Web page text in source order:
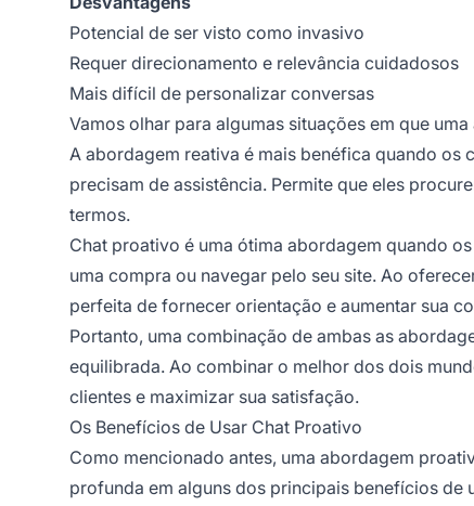
Potencial de ser visto como invasivo
Requer direcionamento e relevância cuidadosos
Mais difícil de personalizar conversas
Vamos olhar para algumas situações em que
A abordagem reativa é mais benéfica quando
precisam de assistência. Permite que eles
termos.
Chat proativo é uma ótima abordagem quando
uma compra ou navegar pelo seu site. Ao
perfeita de fornecer orientação e aumentar sua
Portanto, uma combinação de ambas as
equilibrada. Ao combinar o melhor dos dois
clientes e maximizar sua satisfação.
Os Benefícios de Usar Chat Proativo
Como mencionado antes, uma abordagem
profunda em alguns dos principais benefícios